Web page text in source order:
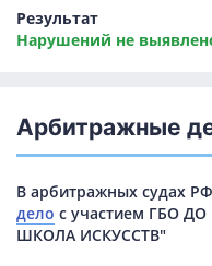
Результат
Нарушений не
Арбитражные
В арбитражных судах
дело с участием ГБО
ШКОЛА ИСКУССТВ"